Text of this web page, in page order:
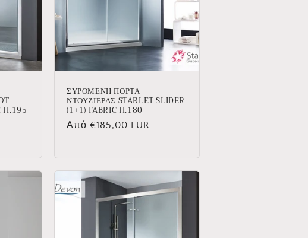
H.195
ΣΥΡΟΜΕΝΗ ΠΟΡΤΑ
ΝΤΟΥΖΙΕΡΑΣ STARLET SLIDER
(1+1) FABRIC H.180
Κανονική
Από €185,00 EUR